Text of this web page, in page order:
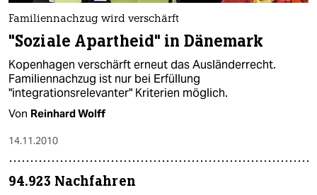
Familiennachzug wird verschärft
"Soziale Apartheid" in Dänemark
Kopenhagen verschärft erneut das Ausländerrecht.
Familiennachzug ist nur bei Erfüllung
"integrationsrelevanter" Kriterien möglich.
Von Reinhard Wolff
14.11.2010
94.923 Nachfahren